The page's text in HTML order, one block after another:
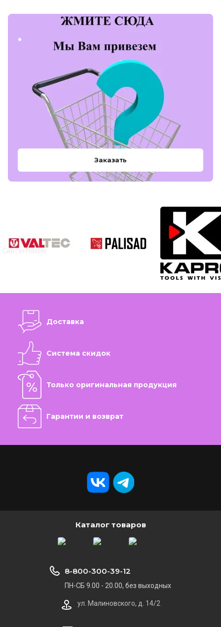
.
Заказать
Доставка
Система скидок
Только оригинальная продукция
Гарантии и возврат
Каталог товаров
8-800-300-39-12
ПН-СБ 9.00 - 20.00, без выходных
ул. Малиновского, д. 14/2